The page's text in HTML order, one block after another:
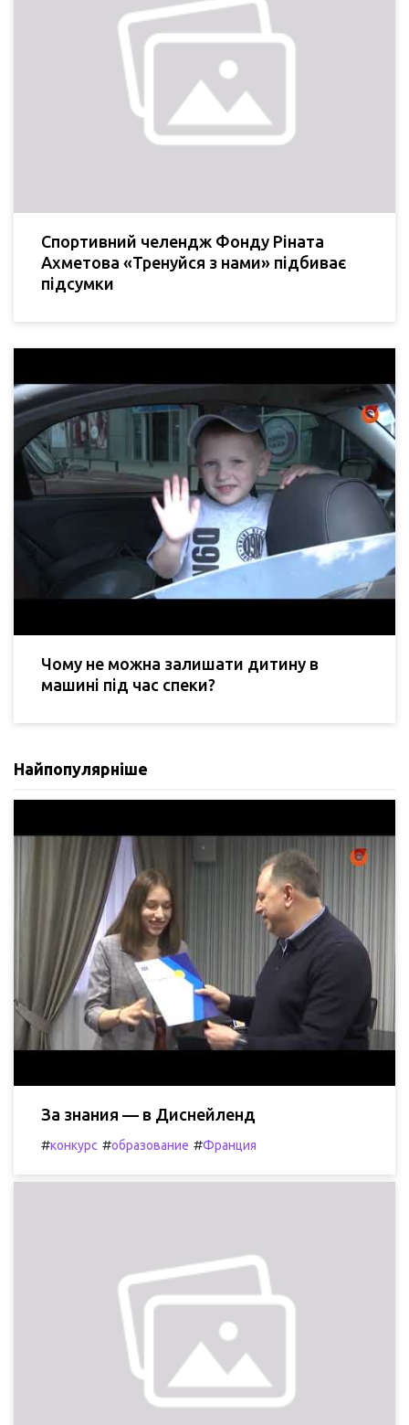
Спортивний челендж Фонду Ріната
Ахметова «Тренуйся з нами» підбиває
підсумки
Чому не можна залишати дитину в
машині під час спеки?
Найпопулярніше
За знания — в Диснейленд
#конкурс #образование #Франция